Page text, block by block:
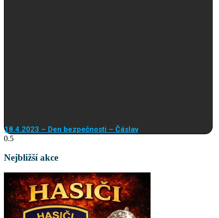
18.4.2023 – Den bezpečnosti – Čáslav
Nejbližší akce